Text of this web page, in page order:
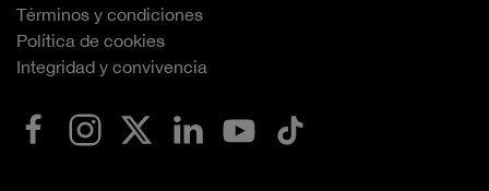
Términos y condiciones
Política de cookies
Integridad y convivencia